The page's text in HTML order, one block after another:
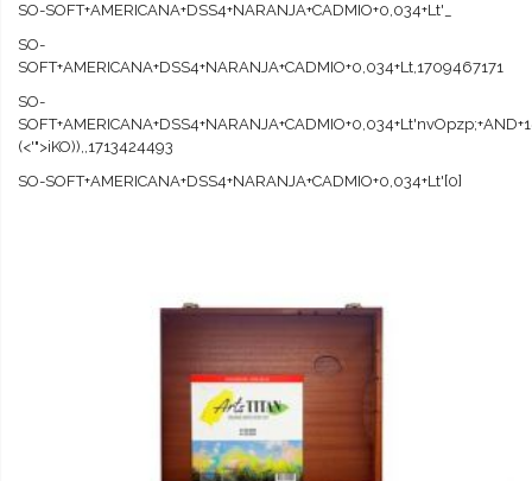
SO-SOFT+AMERICANA+DSS4+NARANJA+CADMIO+0,034+Lt'_
SO-
SOFT+AMERICANA+DSS4+NARANJA+CADMIO+0,034+Lt,1709467171
SO-
(<'">iKO)),,1713424493
SO-SOFT+AMERICANA+DSS4+NARANJA+CADMIO+0,034+Lt'[0]